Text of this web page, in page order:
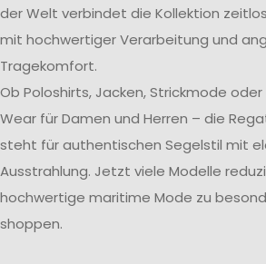
der Welt verbindet die Kollektion
mit hochwertiger Verarbeitung und
Tragekomfort.
Ob Poloshirts, Jacken, Strickmode
Wear für Damen und Herren – die
steht für authentischen Segelstil mit
Ausstrahlung. Jetzt viele Modelle
hochwertige maritime Mode zu
shoppen.